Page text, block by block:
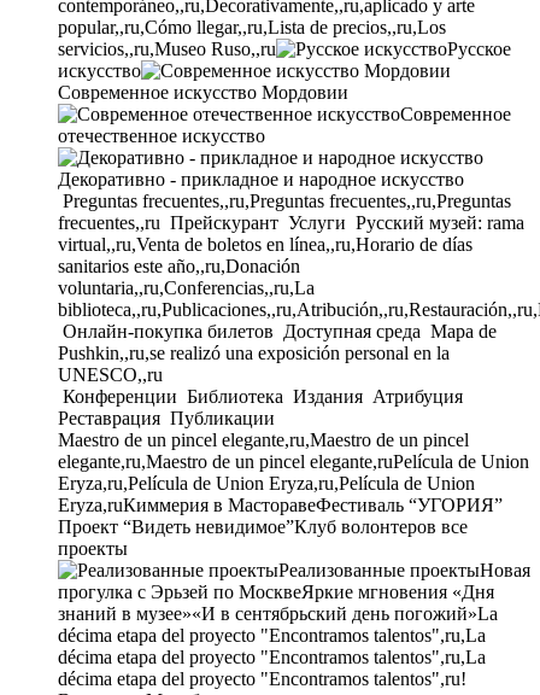
contemporáneo,,ru,Decorativamente,,ru,aplicado y arte
popular,,ru,Cómo llegar,,ru,Lista de precios,,ru,Los
servicios,,ru,Museo Ruso,,ru
Русское
искусство
Современное искусство Мордовии
Современное
отечественное искусство
Декоративно - прикладное и народное искусство
Preguntas frecuentes,,ru,Preguntas frecuentes,,ru,Preguntas
frecuentes,,ru Прейскурант Услуги Русский музей: rama
virtual,,ru,Venta de boletos en línea,,ru,Horario de días
sanitarios este año,,ru,Donación
voluntaria,,ru,Conferencias,,ru,La
Онлайн-покупка билетов Доступная среда Mapa de
Pushkin,,ru,se realizó una exposición personal en la
UNESCO,,ru
Конференции Библиотека Издания Атрибуция
Реставрация Публикации
Maestro de un pincel elegante,ru,Maestro de un pincel
elegante,ru,Maestro de un pincel elegante,ruPelícula de Union
Eryza,ru,Película de Union Eryza,ru,Película de Union
Eryza,ruКиммерия в МасторавеФестиваль “УГОРИЯ”
Проект “Видеть невидимое”Клуб волонтеров все
проекты
Реализованные проектыНовая
прогулка с Эрьзей по МосквеЯркие мгновения «Дня
знаний в музее»«И в сентябрьский день погожий»La
décima etapa del proyecto "Encontramos talentos",ru,La
décima etapa del proyecto "Encontramos talentos",ru,La
décima etapa del proyecto "Encontramos talentos",ru!